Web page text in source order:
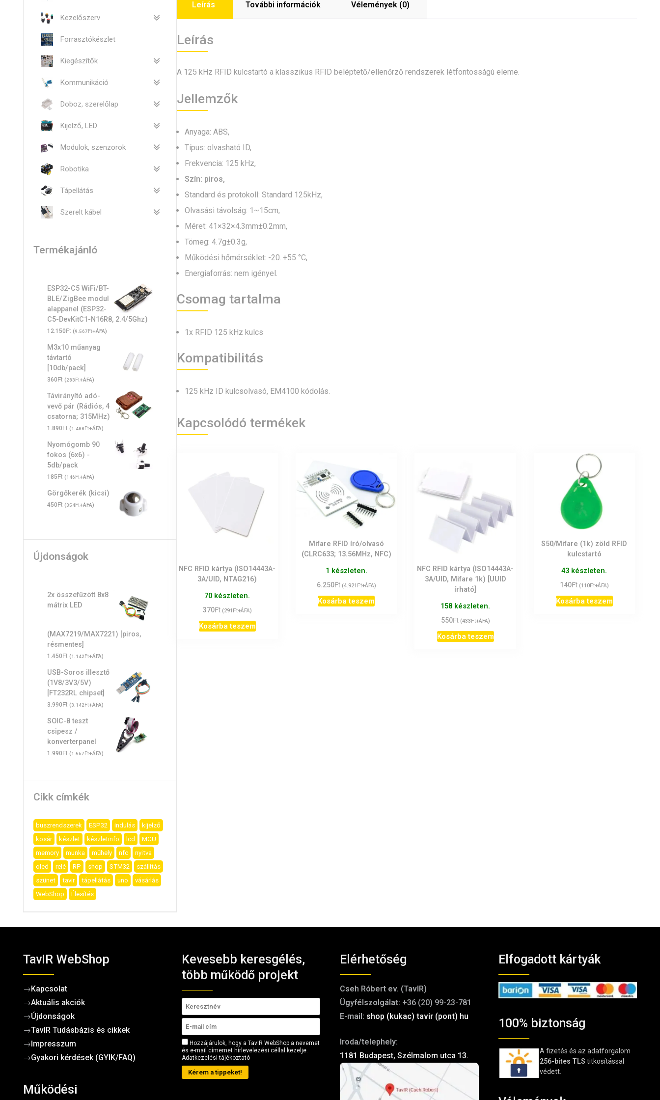
Leírás További információk Vélemények (0)
Leírás
A 125 kHz RFID kulcstartó a klasszikus RFID beléptető/ellenőrző rendszerek létfontosságú eleme.
Jellemzők
Anyaga: ABS,
Típus: olvasható ID,
Frekvencia: 125 kHz,
Szín: piros,
Standard és protokoll: Standard 125kHz,
Olvasási távolság: 1~15cm,
Méret: 41×32×4.3mm±0.2mm,
Tömeg: 4.7g±0.3g,
Működési hőmérséklet: -20..+55 °C,
Energiaforrás: nem igényel.
Csomag tartalma
1x RFID 125 kHz kulcs
Kompatibilitás
125 kHz ID kulcsolvasó, EM4100 kódolás.
Kapcsolódó termékek
NFC RFID kártya (ISO14443A-
3A/UID, NTAG216)
70 készleten.
370Ft (291 Ft+ÁFA)
Kosárba teszem
Mifare RFID író/olvasó
(CLRC633; 13.56MHz, NFC)
1 készleten.
6.250Ft (4.921 Ft+ÁFA)
Kosárba teszem
NFC RFID kártya (ISO14443A-
3A/UID, Mifare 1k) [UUID
írható]
158 készleten.
550Ft (433Ft+ÁFA)
Kosárba teszem
S50/Mifare (1k) zöld RFID
kulcstartó
43 készleten.
140Ft (110Ft+ÁFA)
Kosárba teszem
Kezelőszerv
Forrasztókészlet
Kiegészítők
Kommunikáció
Doboz, szerelőlap
Kijelző, LED
Modulok, szenzorok
Robotika
Tápellátás
Szerelt kábel
Termékajánló
ESP32-C5 WiFi/BT-
BLE/ZigBee modul
alappanel (ESP32-
C5-DevKitC1-N16R8, 2.4/5Ghz)
12.150Ft (9.567Ft+ÁFA)
M3x10 műanyag
távtartó
[10db/pack]
360Ft (283Ft+ÁFA)
Távirányító adó-
vevő pár (Rádiós, 4
csatorna; 315MHz)
1.890Ft (1.488Ft+ÁFA)
Nyomógomb 90
fokos (6x6) -
5db/pack
185Ft (146Ft+ÁFA)
Görgőkerék (kicsi)
450Ft (354Ft+ÁFA)
Újdonságok
2x összefűzött 8x8
mátrix LED
(MAX7219/MAX7221) [piros,
résmentes]
1.450Ft (1.142Ft+ÁFA)
USB-Soros illesztő
(1V8/3V3/5V)
[FT232RL chipset]
3.990Ft (3.142Ft+ÁFA)
SOIC-8 teszt
csipesz /
konverterpanel
1.990Ft (1.567Ft+ÁFA)
Cikk címkék
buszrendszerek ESP32 indulás
kijelző
kosár
készlet készletinfo lcd
MCU
memory
munka műhely nfc
nyitva
oled
relé RP shop STM32
szállítás
szünet
tavir tápellátás uno
vásárlás
WebShop
Élesítés
TavIR WebShop
→Kapcsolat
→Aktuális akciók
→Újdonságok
→TavIR Tudásbázis és cikkek
→ Impresszum
→Gyakori kérdések (GYIK/FAQ)
Működési
Kevesebb keresgélés,
több működő projekt
Hozzájárulok, hogy a TavIR WebShop a nevemet
és e-mail címemet hírlevelezési céllal kezelje.
Adatkezelési tájékoztató
Kérem a tippeket!
Elérhetőség
Cseh Róbert ev. (TavIR)
Ügyfélszolgálat: +36 (20) 99-23-781
E-mail: shop (kukac) tavir (pont) hu
Iroda/telephely:
1181 Budapest, Szélmalom utca 13.
Elfogadott kártyák
100% biztonság
A fizetés és az adatforgalom
256-bites TLS titkosítással
védett.